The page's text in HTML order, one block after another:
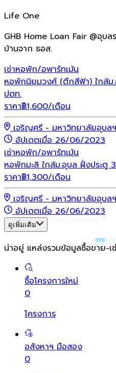
Life One
GHB Home Loan Fair @อุบ
บ้านจาก ธอส.
เช่าหอพัก/อพาร์ทเม้น
หอพักนิยมวงศ์ (ตึกสีฟ้า) ใกล้ม
ปตท.
ราคา฿1,600/เดือน
เจริญศรี - มหาวิทยาลัยอุบลฯ
อัปเดตเมื่อ 26/06/2023
เช่าหอพัก/อพาร์ทเม้น
หอพักมะลิ ใกล้ม.อุบล ฝั่งประตู
ราคา฿1,300/เดือน
เจริญศรี - มหาวิทยาลัยอุบลฯ
อัปเดตเมื่อ 26/06/2023
ดูเพิ่มเติม
น่าอยู่ แหล่งรวมข้อมูลซื้อขาย-เ
ซื้อโครงการใหม่
0
โครงการ
อสังหาฯ มือสอง
0